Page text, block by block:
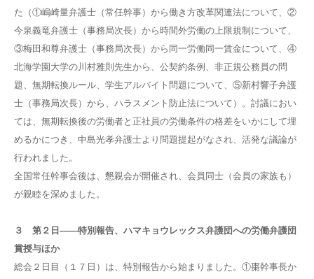
た（①嶋崎量弁護士（常任幹事）から働き方改革関連法について、②
今泉義竜弁護士（事務局次長）から時間外労働の上限規制について、
③梅田和尊弁護士（事務局次長）から同一労働同一賃金について、④
北海学園大学の川村雅則先生から、公契約条例、非正規公務員の問
題、無期転換ルール、学生アルバイト問題について、⑤新村響子弁護
士（事務局次長）から、ハラスメント防止法について）。討議におい
ては、無期転換後の労働者と正社員の労働条件の格差をいかにして埋
めるかにつき、中島光孝弁護士より問題提起がなされ、活発な議論が
行われました。
全国常任幹事会後は、懇親会が開催され、会員同士（会員の家族も）
が親睦を深めました。
３ 第２日――特別報告、ハマキョウレックス弁護団への労働弁護団
賞授与ほか
総会２日目（１７日）は、特別報告から始まりました。①棗幹事長か